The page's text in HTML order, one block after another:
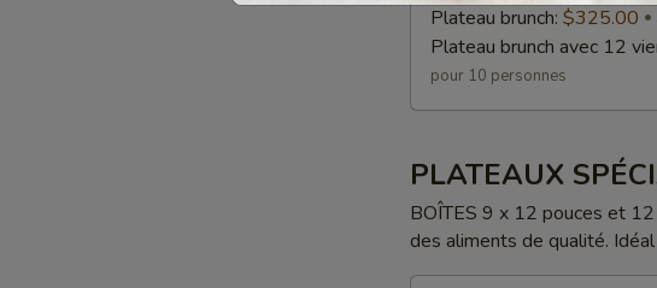
Plateau brunch: $325.00
Plateau brunch avec 12
pour 10 personnes
PLATEAUX
BOÎTES 9 x 12 pouces et
des aliments de qualité.